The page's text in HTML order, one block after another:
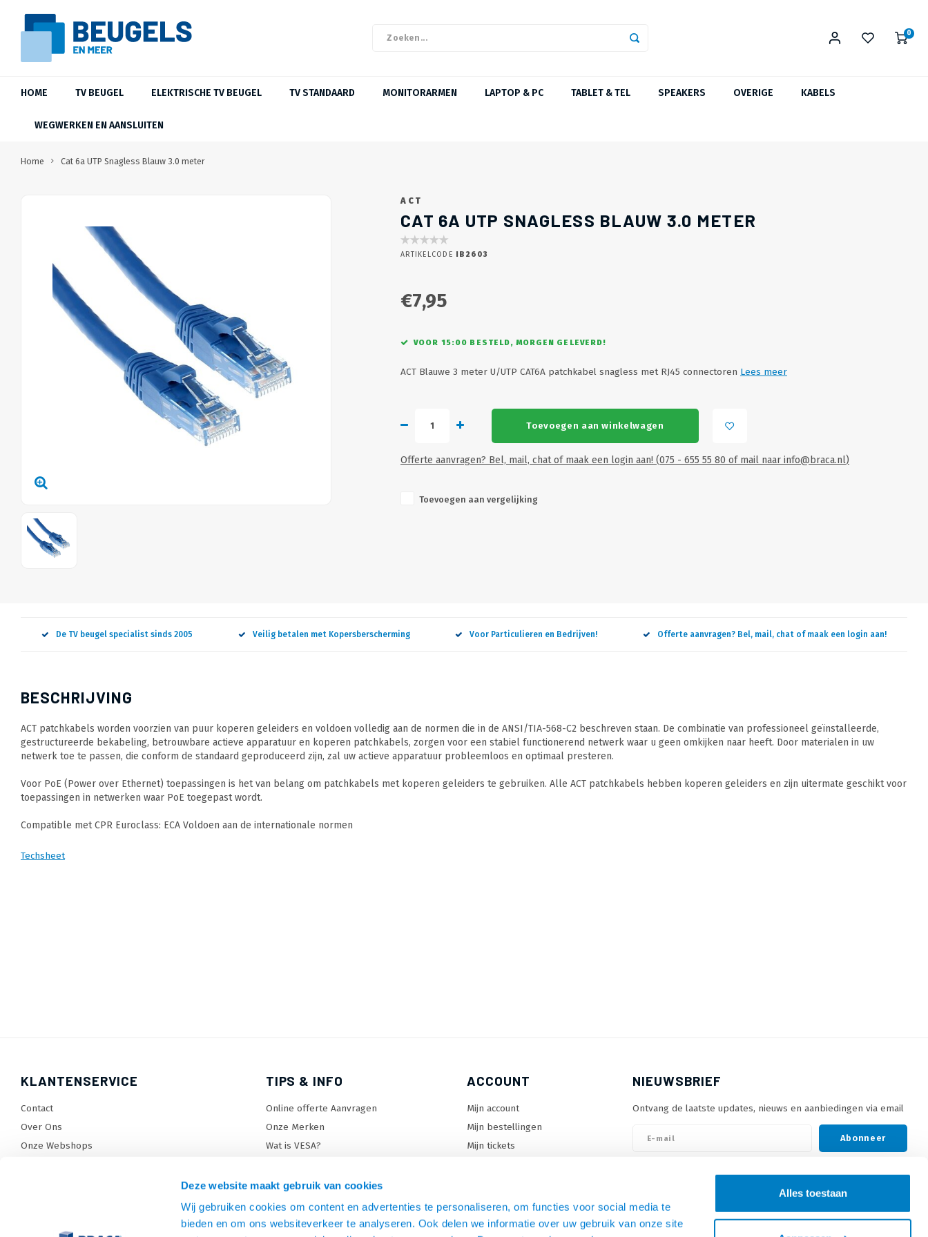
Deze website maakt gebruik van cookies
Wij gebruiken cookies om content en advertenties te personaliseren, om functies voor social media te
bieden en om ons websiteverkeer te analyseren. Ook delen we informatie over uw gebruik van onze site
Alles toestaan
0
HOME TV BEUGEL ELEKTRISCHE TV BEUGEL TV STANDAARD MONITORARMEN LAPTOP & PC TABLET & TEL SPEAKERS OVERIGE KABELS
WEGWERKEN EN AANSLUITEN
Home Cat 6a UTP Snagless Blauw 3.0 meter
ACT
CAT 6A UTP SNAGLESS BLAUW 3.0 METER
ARTIKELCODE IB2603
€7,95
VOOR 15:00 BESTELD, MORGEN GELEVERD!
ACT Blauwe 3 meter U/UTP CAT6A patchkabel snagless met RJ45 connectoren Lees meer
Toevoegen aan winkelwagen
Offerte aanvragen? Bel, mail, chat of maak een login aan! (075 - 655 55 80 of mail naar info@braca.nl)
Toevoegen aan vergelijking
De TV beugel specialist sinds 2005 Veilig betalen met Kopersberscherming Voor Particulieren en Bedrijven! Offerte aanvragen? Bel, mail, chat of maak een login aan!
BESCHRIJVING
ACT patchkabels worden voorzien van puur koperen geleiders en voldoen volledig aan de normen die in de ANSI/TIA-568-C2 beschreven staan. De combinatie van professioneel geïnstalleerde,
gestructureerde bekabeling, betrouwbare actieve apparatuur en koperen patchkabels, zorgen voor een stabiel functionerend netwerk waar u geen omkijken naar heeft. Door materialen in uw
netwerk toe te passen, die conform de standaard geproduceerd zijn, zal uw actieve apparatuur probleemloos en optimaal presteren.
Voor PoE (Power over Ethernet) toepassingen is het van belang om patchkabels met koperen geleiders te gebruiken. Alle ACT patchkabels hebben koperen geleiders en zijn uitermate geschikt voor
toepassingen in netwerken waar PoE toegepast wordt.
Compatible met CPR Euroclass: ECA Voldoen aan de internationale normen
Techsheet
KLANTENSERVICE
Contact
Over Ons
Onze Webshops
TIPS & INFO
Online offerte Aanvragen
Onze Merken
Wat is VESA?
TV standaard keuzehulp
TV lift keuzehulp
Monitorarm keuzehulp
ACCOUNT
Mijn account
Mijn bestellingen
Mijn tickets
NIEUWSBRIEF
Ontvang de laatste updates, nieuws en aanbiedingen via email
Abonneer